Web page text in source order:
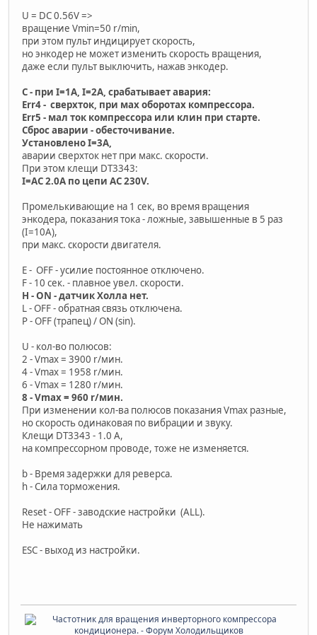
U = DC 0.56V =>
вращение Vmin=50 r/min,
при этом пульт индицирует скорость,
но энкодер не может изменить скорость вращения,
даже если пульт выключить, нажав энкодер.
С - при I=1А, I=2А, срабатывает авария:
Err4 - сверхток, при мах оборотах компрессора.
Err5 - мал ток компрессора или клин при старте.
Сброс аварии - обесточивание.
Установлено I=3А,
аварии сверхток нет при макс. скорости.
При этом клещи DT3343:
I=AC 2.0A по цепи АС 230V.
Промелькивающие на 1 сек, во время вращения
энкодера, показания тока - ложные, завышенные в 5 раз
(I=10А),
при макс. скорости двигателя.
E - OFF - усилие постоянное отключено.
F - 10 сек. - плавное увел. скорости.
H - ON - датчик Холла нет.
L - OFF - обратная связь отключена.
P - OFF (трапец) / ON (sin).
U - кол-во полюсов:
2 - Vmax = 3900 r/мин.
4 - Vmax = 1958 r/мин.
6 - Vmax = 1280 r/мин.
8 - Vmax = 960 r/мин.
При изменении кол-ва полюсов показания Vmax разные,
но скорость одинаковая по вибрации и звуку.
Клещи DT3343 - 1.0 A,
на компрессорном проводе, тоже не изменяется.
b - Время задержки для реверса.
h - Сила торможения.
Reset - OFF - заводские настройки (ALL).
Не нажимать
ESC - выход из настройки.